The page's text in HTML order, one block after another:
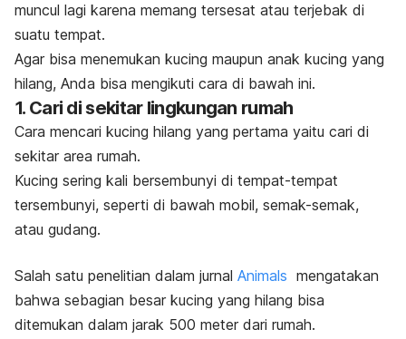
muncul lagi karena memang tersesat atau terjebak di
suatu tempat.
Agar bisa menemukan kucing maupun anak kucing yang
hilang, Anda bisa mengikuti cara di bawah ini.
1. Cari di sekitar lingkungan rumah
Cara mencari kucing hilang yang pertama yaitu cari di
sekitar area rumah.
Kucing sering kali bersembunyi di tempat-tempat
tersembunyi, seperti di bawah mobil, semak-semak,
atau gudang.
Salah satu penelitian dalam jurnal Animals mengatakan
bahwa sebagian besar kucing yang hilang bisa
ditemukan dalam jarak 500 meter dari rumah.